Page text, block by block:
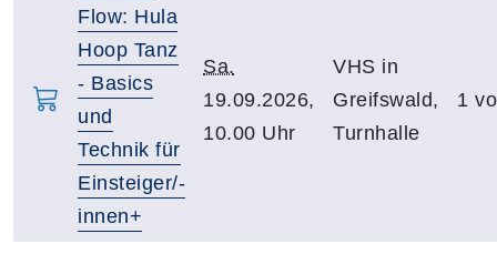
Flow: Hula
Hoop Tanz
- Basics
und
Technik für
Einsteiger/-
innen+
Sa.
19.09.2026,
10.00 Uhr
VHS in
Greifswald,
Turnhalle
1